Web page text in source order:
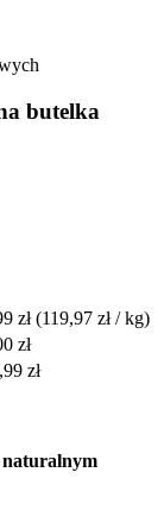
butelka
zł (119,97 zł / kg)
zł
zł
naturalnym